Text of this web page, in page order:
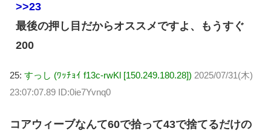
>>23
最後の押し目だからオススメですよ、もうすぐ
200
25: すっし (ﾜｯﾁｮｲ f13c-rwKl [150.249.180.28]) 2025/07/31(木)
23:07:07.89 ID:0ie7Yvnq0
コアウィーブなんて60で拾って43で捨てるだけの